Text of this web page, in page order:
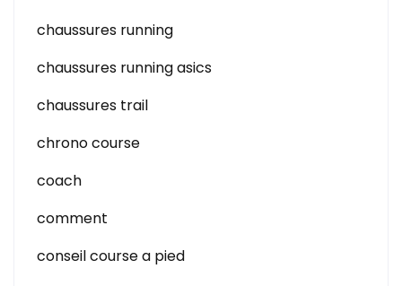
chaussures running
chaussures running asics
chaussures trail
chrono course
coach
comment
conseil course a pied